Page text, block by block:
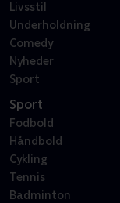
Livsstil
Underholdning
Comedy
Nyheder
Sport
Sport
Fodbold
Håndbold
Cykling
Tennis
Badminton